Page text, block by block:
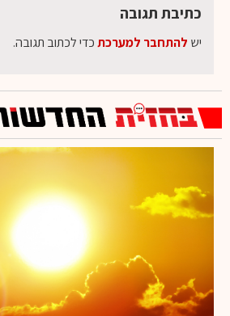
כתיבת תגובה
יש להתחבר למערכתכדי לכתוב תגובה.